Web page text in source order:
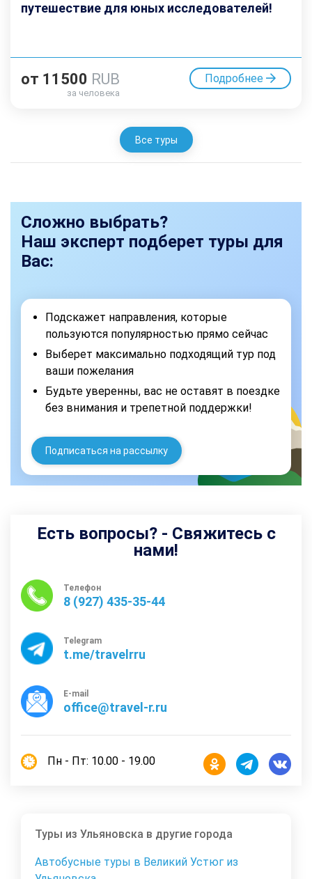
путешествие для юных исследователей!
от 11500 RUB
за человека
Подробнее
Все туры
Сложно выбрать?
Наш эксперт подберет туры для
Вас:
Подскажет направления, которые
пользуются популярностью прямо сейчас
Выберет максимально подходящий тур под
ваши пожелания
Будьте уверенны, вас не оставят в поездке
без внимания и трепетной поддержки!
Подписаться на рассылку
Есть вопросы? - Свяжитесь с
нами!
Телефон
8 (927) 435-35-44
Telegram
t.me/travelrru
E-mail
office@travel-r.ru
Пн - Пт: 10.00 - 19.00
Туры из Ульяновска в другие города
Автобусные туры в Великий Устюг из